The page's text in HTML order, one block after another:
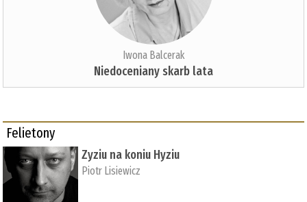
Iwona Balcerak
Niedoceniany skarb lata
Felietony
Zyziu na koniu Hyziu
Piotr Lisiewicz